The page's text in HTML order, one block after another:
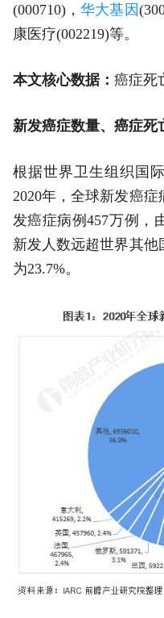
(000710)， 华大基因
康医疗(002219)等。
本文核心数据： 癌症死
新发癌症数量、癌症死
根据世界卫生组织国
2020年，全球新发癌
发癌症病例457万例，
新发人数远超世界其他
为23.7%。